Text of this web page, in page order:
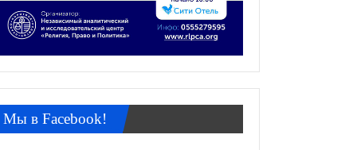
Мы в Facebook!